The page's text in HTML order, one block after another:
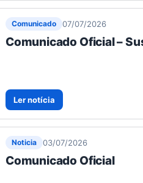
Comunicado 07/07/2026
Comunicado Oficial –
Ler notícia
Noticia 03/07/2026
Comunicado Oficial